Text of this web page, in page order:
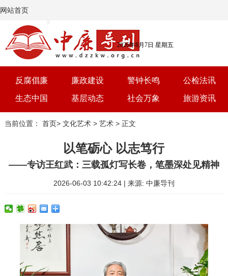
网站首页
2026年8月7日 星期五
反腐倡廉 廉政建设 警钟长鸣 公检法讯
生态中国 基层动态 社会万象 旅游资讯
党建 文选 三农 艺术
当前位置： 首页> 文化艺术> 艺术> 正文
以笔砺心 以志笃行
——专访王红武：三载孤灯写长卷，笔墨深处见精神
2026-06-03 10:42:24 | 来源: 中廉导刊